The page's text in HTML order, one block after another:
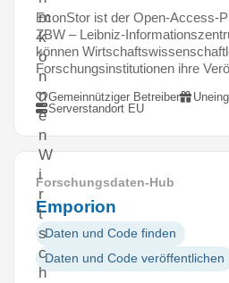
m
k
ö
n
n
e
n
W
i
r
t
s
c
h
EconStor ist der Open-Access-
ZBW – Leibniz-
können
Forschungsinstitutionen ihre
Gemeinnütziger Betreiber
Serverstandort EU
Forschungsdaten-Hub
Emporion
Daten und Code finden
Daten und Code veröffentlichen